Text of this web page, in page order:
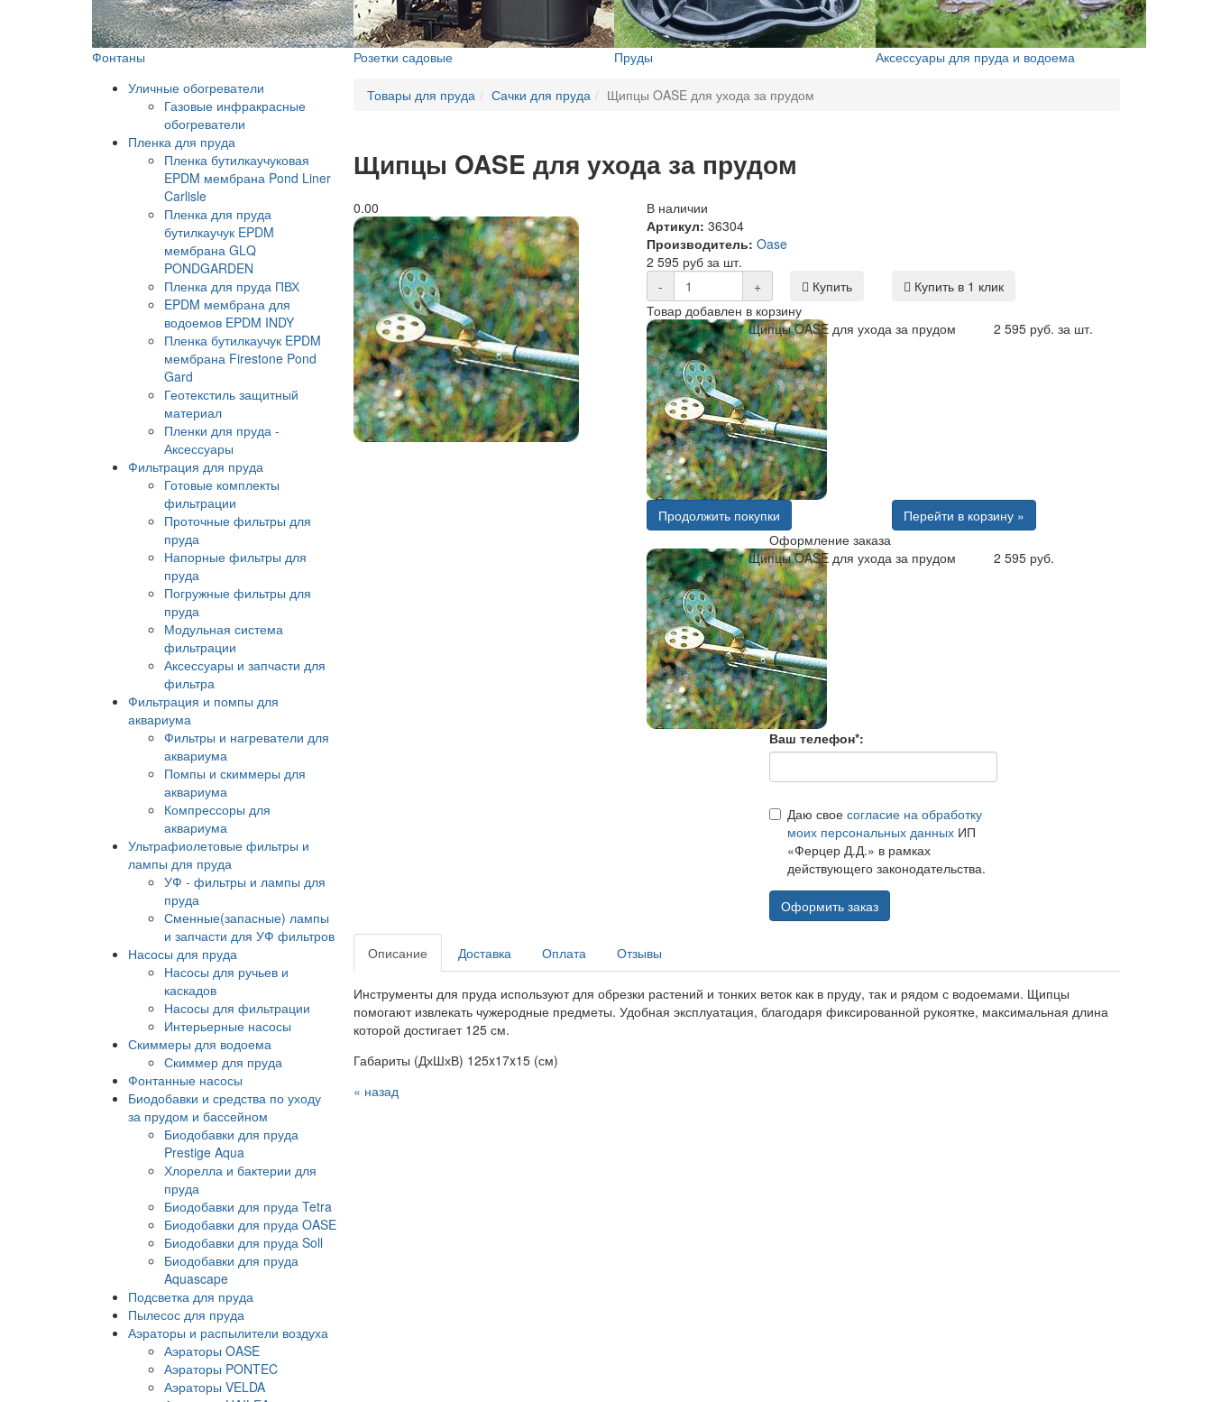
Фонтаны Розетки садовые Пруды
Аксессуары для пруда и водоема
Уличные обогреватели
Газовые инфракрасные
обогреватели
Пленка для пруда
Пленка бутилкаучуковая
EPDM мембрана Pond Liner
Carlisle
Пленка для пруда
бутилкаучук EPDM
мембрана GLQ
PONDGARDEN
Пленка для пруда ПВХ
EPDM мембрана для
водоемов EPDM INDY
Пленка бутилкаучук EPDM
мембрана Firestone Pond
Gard
Геотекстиль защитный
материал
Пленки для пруда -
Аксессуары
Фильтрация для пруда
Готовые комплекты
фильтрации
Проточные фильтры для
пруда
Напорные фильтры для
пруда
Погружные фильтры для
пруда
Модульная система
фильтрации
Аксессуары и запчасти для
фильтра
Фильтрация и помпы для
аквариума
Фильтры и нагреватели для
аквариума
Помпы и скиммеры для
аквариума
Компрессоры для
аквариума
Ультрафиолетовые фильтры и
лампы для пруда
УФ - фильтры и лампы для
пруда
Сменные(запасные) лампы
и запчасти для УФ фильтров
Насосы для пруда
Насосы для ручьев и
каскадов
Насосы для фильтрации
Интерьерные насосы
Скиммеры для водоема
Скиммер для пруда
Фонтанные насосы
Биодобавки и средства по уходу
за прудом и бассейном
Биодобавки для пруда
Prestige Aqua
Хлорелла и бактерии для
пруда
Биодобавки для пруда Tetra
Биодобавки для пруда OASE
Биодобавки для пруда Soll
Биодобавки для пруда
Aquascape
Подсветка для пруда
Пылесос для пруда
Аэраторы и распылители воздуха
Аэраторы OASE
Аэраторы PONTEC
Аэраторы VELDA
Товары для пруда Сачки для пруда Щипцы OASE для ухода за прудом
Щипцы OASE для ухода за прудом
0.00
В наличии
Артикул: 36304
Производитель: Oase
2 595 руб за шт.
-
+ Купить
Купить в 1 клик
Товар добавлен в корзину
Щипцы OASE для ухода за прудом
2 595 руб. за шт.
Продолжить покупки
Перейти в корзину »
Оформление заказа
Щипцы OASE для ухода за прудом
2 595 руб.
Ваш телефон*:
Даю свое согласие на обработку
моих персональных данныхИП
«Ферцер Д.Д.» в рамках
действующего законодательства.
Оформить заказ
Описание Доставка Оплата Отзывы
Инструменты для пруда используют для обрезки растений и тонких веток как в пруду, так и рядом с водоемами. Щипцы
помогают извлекать чужеродные предметы. Удобная эксплуатация, благодаря фиксированной рукоятке, максимальная длина
которой достигает 125 см.
Габариты (ДхШхВ) 125x17x15 (см)
« назад